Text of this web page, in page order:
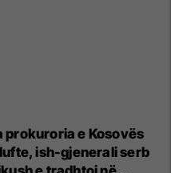
prokuroria e Kosovës
ish-gjenerali serb